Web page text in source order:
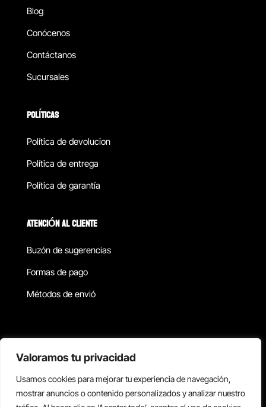
Valoramos tu privacidad
Usamos cookies para mejorar tu experiencia de navegación,
mostrar anuncios o contenido personalizados y analizar nuestro
Blog
Conócenos
Contáctanos
Sucursales
POLÍTICAS
Política de devolucion
Política de entrega
Política de garantía
ATENCIÓN AL CLIENTE
Buzón de sugerencias
Formas de pago
Métodos de envió
Copyright © 2026 Reisix. Todos los derechos reservados.